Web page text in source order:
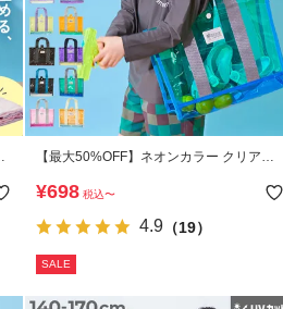
【最大50%OFF】ネオンカラー クリアプ
¥698 税込〜
4.9 （19）
SALE